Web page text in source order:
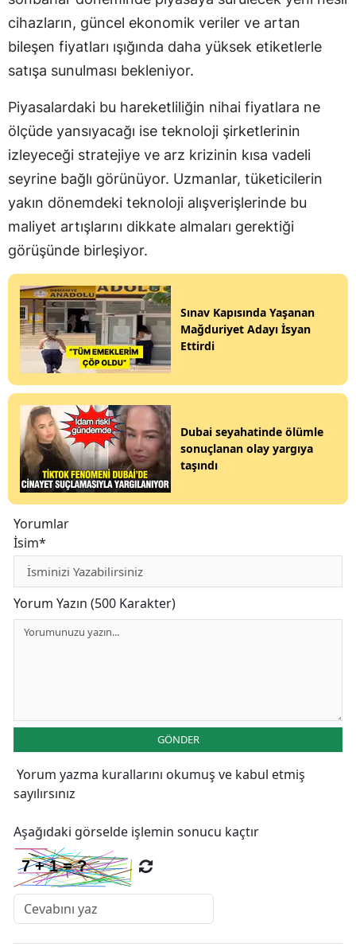
cihazların, güncel ekonomik veriler ve artan
bileşen fiyatları ışığında daha yüksek etiketlerle
satışa sunulması bekleniyor.
Piyasalardaki bu hareketliliğin nihai fiyatlara ne
ölçüde yansıyacağı ise teknoloji şirketlerinin
izleyeceği stratejiye ve arz krizinin kısa vadeli
seyrine bağlı görünüyor. Uzmanlar, tüketicilerin
yakın dönemdeki teknoloji alışverişlerinde bu
maliyet artışlarını dikkate almaları gerektiği
görüşünde birleşiyor.
Sınav Kapısında Yaşanan
Mağduriyet Adayı İsyan
Ettirdi
Dubai seyahatinde ölümle
sonuçlanan olay yargıya
taşındı
Yorumlar
İsim*
Yorum Yazın (500 Karakter)
GÖNDER
Yorum yazma kurallarını okumuş ve kabul etmiş
sayılırsınız
Aşağıdaki görselde işlemin sonucu kaçtır